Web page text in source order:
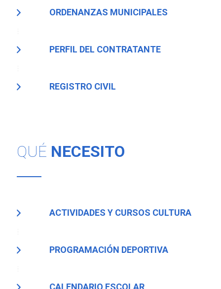
ORDENANZAS MUNICIPALES
PERFIL DEL CONTRATANTE
REGISTRO CIVIL
QUÉ NECESITO
ACTIVIDADES Y CURSOS CULTURA
PROGRAMACIÓN DEPORTIVA
CALENDARIO ESCOLAR